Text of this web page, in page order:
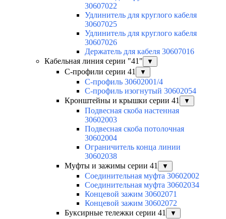
30607022
Удлинитель для круглого кабеля
30607025
Удлинитель для круглого кабеля
30607026
Держатель для кабеля 30607016
Кабельная линия серии "41"
▼
С-профили серии 41 ▼
С-профиль 30602001/4
С-профиль изогнутый 30602054
Кронштейны и крышки серии 41
▼
Подвесная скоба настенная
30602003
Подвесная скоба потолочная
30602004
Ограничитель конца линии
30602038
Муфты и зажимы серии 41
▼
Соединительная муфта 30602002
Соединительная муфта 30602034
Концевой зажим 30602071
Концевой зажим 30602072
Буксирные тележки серии 41
▼